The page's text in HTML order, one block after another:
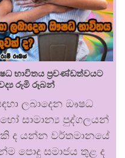
භාවිතය ප්‍රචණ්ඩත්වයට
රූමි රූබන්
ලබාදෙන ඖෂධ
සාමාන්‍ය පුද්ගලයන්
ද යන්න වර්තමානයේ
පොදු සමාජය තුළ ද